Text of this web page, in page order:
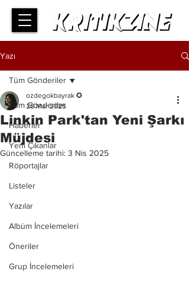
Yazı
Tüm Gönderiler
Haberler
Yeni Çıkanlar
Röportajlar
Listeler
Yazılar
Albüm İncelemeleri
Öneriler
Grup İncelemeleri
Tüm Gönderiler
Linkin Park'tan Yeni Şarkı
Müjdesi
ozdegokbayrak ✪
20 Mar 2025
Güncelleme tarihi: 3 Nis 2025